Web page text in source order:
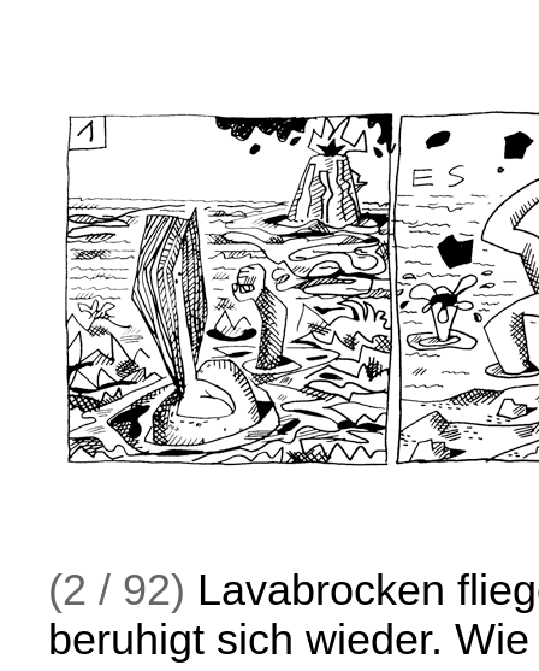
(2 / 92) Lavabrocken
beruhigt sich wieder.